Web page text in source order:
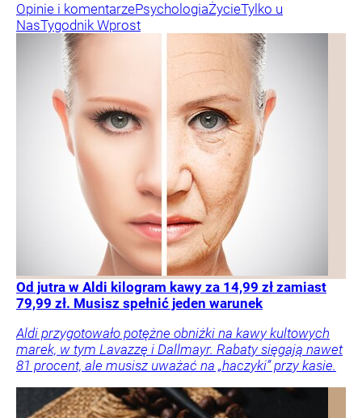
Opinie i komentarzePsychologiaŻycieTylko u
NasTygodnik Wprost
Od jutra w Aldi kilogram kawy za 14,99 zł zamiast
79,99 zł. Musisz spełnić jeden warunek
Aldi przygotowało potężne obniżki na kawy kultowych
marek, w tym Lavazzę i Dallmayr. Rabaty sięgają nawet
81 procent, ale musisz uważać na „haczyki” przy kasie.